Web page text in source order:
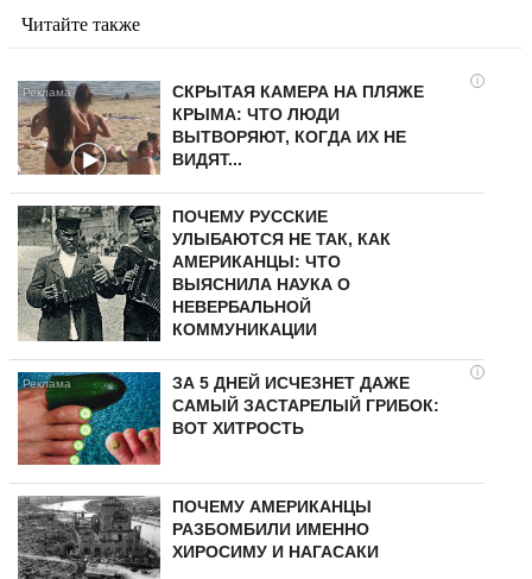
Читайте также
i
СКРЫТАЯ КАМЕРА НА ПЛЯЖЕ
КРЫМА: ЧТО ЛЮДИ
ВЫТВОРЯЮТ, КОГДА ИХ НЕ
ВИДЯТ...
ПОЧЕМУ РУССКИЕ
УЛЫБАЮТСЯ НЕ ТАК, КАК
АМЕРИКАНЦЫ: ЧТО
ВЫЯСНИЛА НАУКА О
НЕВЕРБАЛЬНОЙ
КОММУНИКАЦИИ
i
ЗА 5 ДНЕЙ ИСЧЕЗНЕТ ДАЖЕ
САМЫЙ ЗАСТАРЕЛЫЙ ГРИБОК:
ВОТ ХИТРОСТЬ
ПОЧЕМУ АМЕРИКАНЦЫ
РАЗБОМБИЛИ ИМЕННО
ХИРОСИМУ И НАГАСАКИ